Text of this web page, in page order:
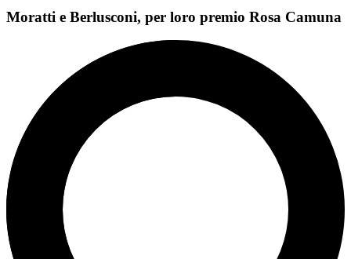
Moratti e Berlusconi, per loro premio Rosa Camuna